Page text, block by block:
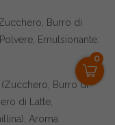
0
Burro di
Emulsionante:
Burro di
di Latte,
Aroma